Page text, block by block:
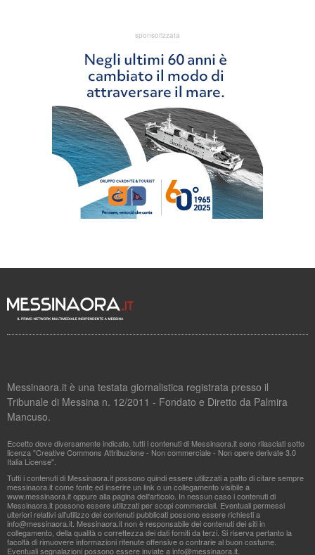
sponsorizzata
Messinaora.it è una testata giornalistica registrata presso il
Tribunale di Messina n. 12/2011 - Fondato e Diretto da Palmira
Mancuso.
Eccetto dove diversamente indicato, tutti i contenuti di Messinaora.it sono rilasciati sotto
licenza "Creative Commons Attribuzione - Non commerciale - Non opere derivate 3.0
Italia License".
Tutti i contenuti di Messinaora.it possono quindi essere utilizzati a patto di citare sempre
messinaora.it come fonte ed inserire un link o un collegamento visibile a
www.messinaora.it oppure alla pagina dell'articolo. In nessun caso i contenuti di
Messinaora.it possono essere utilizzati per scopi commerciali. Eventuali permessi
ulteriori relativi all'utilizzo dei contenuti pubblicati possono essere richiesti a
info@messinaora.it . Messinaora.it non è responsabile dei contenuti dei siti in
collegamento, della qualità o correttezza dei dati forniti da terzi. Si riserva pertanto la
facoltà di rimuovere informazioni ritenute offensive o contrarie al buon costume.
Eventuali segnalazioni possono essere inviate ainfo@messinaora.it